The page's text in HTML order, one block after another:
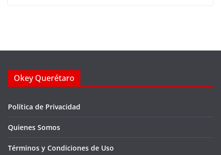
Okey Querétaro
Política de Privacidad
Quienes Somos
Términos y Condiciones de Uso